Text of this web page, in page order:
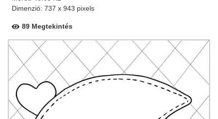
Dimenzió: 737 x 943 pixels
89 Megtekintés